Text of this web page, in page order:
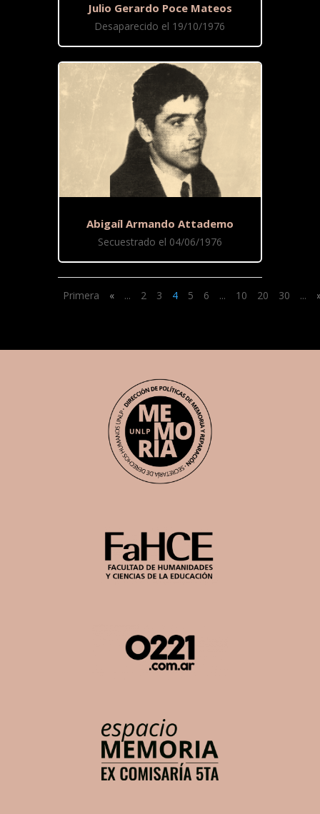
Julio Gerardo Poce Mateos
Desaparecido el 19/10/1976
Abigaíl Armando Attademo
Secuestrado el 04/06/1976
Primera « ... 2 3 4 5 6 ... 10 20 30 ...